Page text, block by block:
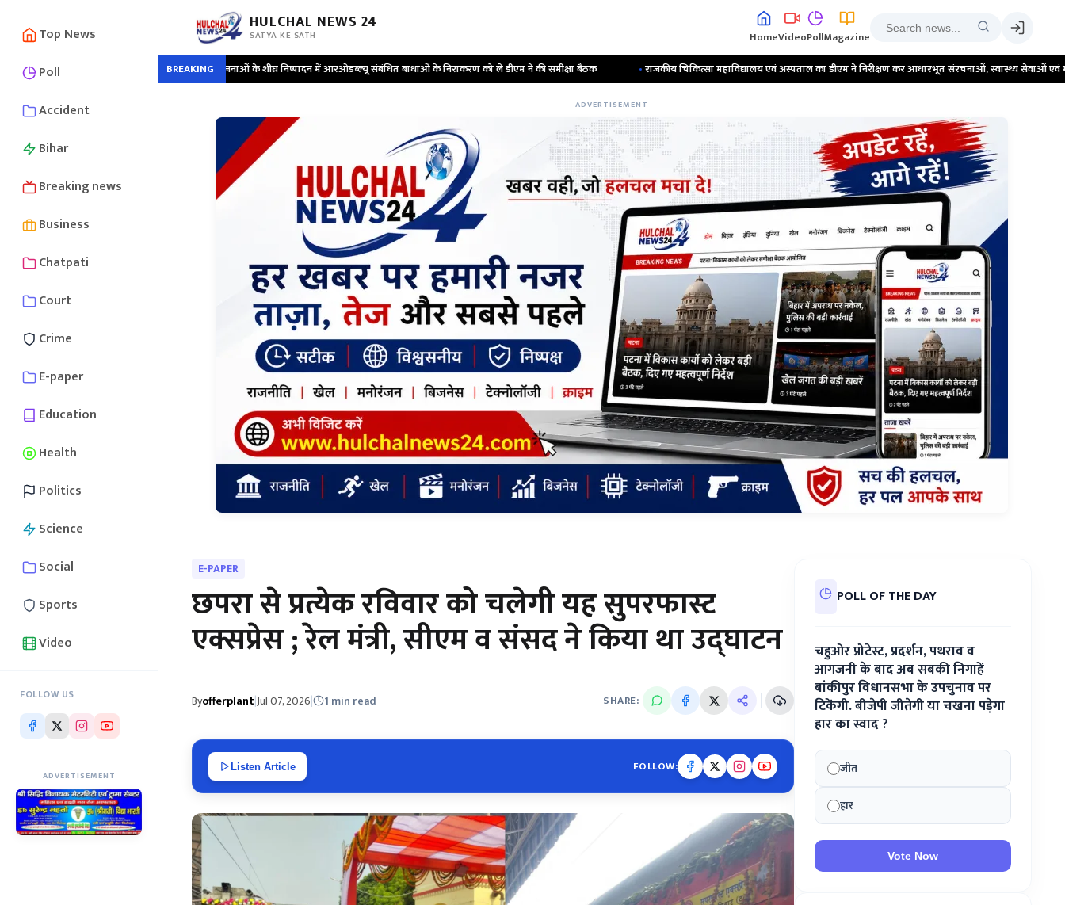
Top News
Poll
Accident
Bihar
Breaking news
Business
Chatpati
Court
Crime
E-paper
Education
Health
Politics
Science
Social
Sports
Video
FOLLOW US
ADVERTISEMENT
HULCHAL NEWS 24
SATYA KE SATH HomeVideoPollMagazine
BREAKING
•निर्माणाधीन विद्युत परियोजनाओं के शीघ्र निष्पादन में आरओडब्ल्यू संबंधित बाधाओं के निराकरण को ले डीएम ने की समीक्षा बैठक •राजकीय चिकित्सा महाविद्यालय एवं अस्पताल का डीएम ने निरीक्षण कर आधारभूत संरचनाओं, स्वास्थ्य सेवाओं एवं मरीजों को उपलब्ध
ADVERTISEMENT
E-PAPER
छपरा से प्रत्येक रविवार को चलेगी यह सुपरफास्ट
एक्सप्रेस ; रेल मंत्री, सीएम व संसद ने किया था उद्घाटन
Byofferplant|Jul 07, 2026| 1 min read SHARE:
Listen Article FOLLOW:
POLL OF THE DAY
चहुओर प्रोटेस्ट, प्रदर्शन, पथराव व
आगजनी के बाद अब सबकी निगाहें
बांकीपुर विधानसभा के उपचुनाव पर
टिकेंगी. बीजेपी जीतेगी या चखना पड़ेगा
हार का स्वाद ?
जीत
हार
Vote Now